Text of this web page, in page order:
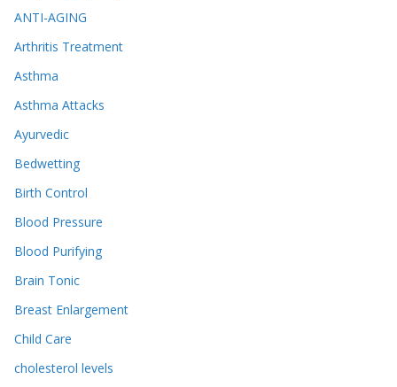
ANTI-AGING
Arthritis Treatment
Asthma
Asthma Attacks
Ayurvedic
Bedwetting
Birth Control
Blood Pressure
Blood Purifying
Brain Tonic
Breast Enlargement
Child Care
cholesterol levels